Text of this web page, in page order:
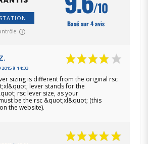
/10
Basé sur 4 avis
à 14:33
sizing is different from the original rsc
lever stands for the
rsc lever size, as your
be the rsc &quot;xl&quot; (this
the website).